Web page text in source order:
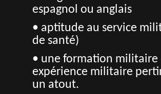
espagnol ou anglais
• aptitude au service
de santé)
• une formation militaire
expérience militaire
un atout.